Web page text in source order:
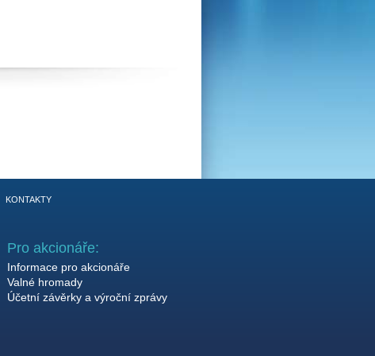
KONTAKTY
Pro akcionáře:
Informace pro akcionáře
Valné hromady
Účetní závěrky a výroční zprávy